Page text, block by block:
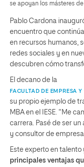
se apoyan los másteres de
Pablo Cardona
encuentro que
en recursos humanos,
redes sociales y en
descubren cómo
El decano de la
FACULTAD DE EMPRESA
su propio ejemplo de
MBA en el IESE. “Me
carrera. Pasé de ser
y consultor de
Este experto en
principales ventajas